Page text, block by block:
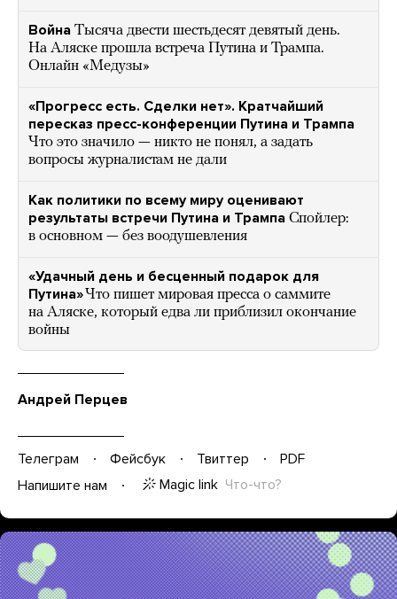
Война Тысяча двести шестьдесят девятый день.
На Аляске прошла встреча Путина и Трампа.
Онлайн «Медузы»
«Прогресс есть. Сделки нет». Кратчайший
пересказ пресс-конференции Путина и Трампа
Что это значило — никто не понял, а задать
вопросы журналистам не дали
Как политики по всему миру оценивают
результаты встречи Путина и Трампа Спойлер:
в основном — без воодушевления
«Удачный день и бесценный подарок для
Путина»Что пишет мировая пресса о саммите
на Аляске, который едва ли приблизил окончание
войны
Андрей Перцев
Телеграм Фейсбук Твиттер
PDF
Напишите нам
Magic link Что-что?